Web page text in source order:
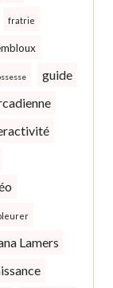
fratrie
guide
Lamers